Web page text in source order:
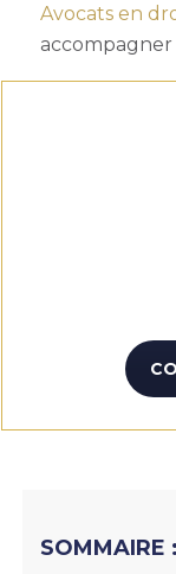
Avocats en
accompagner
SOMMAIRE :